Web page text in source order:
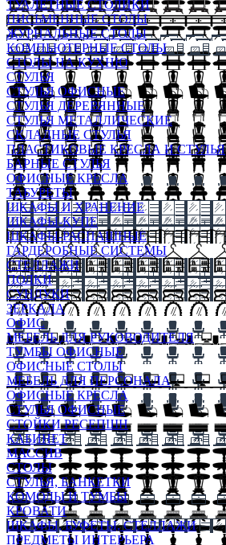
ТУАЛЕТНЫЕ СТОЛИКИ
ПИСЬМЕННЫЕ СТОЛЫ
ЖУРНАЛЬНЫЕ СТОЛЫ
КОМПЬЮТЕРНЫЕ СТОЛЫ
СТОЛЫ НА КУХНЮ
СТУЛЬЯ
СТУЛЬЯ ОФИСНЫЕ
СТУЛЬЯ ДЕРЕВЯННЫЕ
СТУЛЬЯ МЕТАЛЛИЧЕСКИЕ
СКЛАДНЫЕ СТУЛЬЯ
ПЛАСТИКОВЫЕ КРЕСЛА И СТУЛЬЯ
БАРНЫЕ СТУЛЬЯ
ОФИСНЫЕ КРЕСЛА
ТАБУРЕТЫ
ШКАФЫ И ХРАНЕНИЕ
ШКАФЫ-КУПЕ
ШКАФЫ-РАСПАШНЫЕ
ГАРДЕРОБНЫЕ СИСТЕМЫ
СТЕЛЛАЖИ
ПОЛКИ
СУНДУКИ
ЗЕРКАЛА
ОФИС
МЕБЕЛЬ ДЛЯ РУКОВОДИТЕЛЯ
ТУМБЫ ОФИСНЫЕ
ОФИСНЫЕ СТОЛЫ
МЕБЕЛЬ ДЛЯ ПЕРСОНАЛА
ОФИСНЫЕ КРЕСЛА
СТУЛЬЯ ОФИСНЫЕ
СТОЙКИ РЕСЕПШН
КАБИНЕТ
МАССИВ
СТОЛЫ
СТУЛЬЯ, БАНКЕТКИ
КОМОДЫ И ТУМБЫ
КРОВАТИ
ШКАФЫ, БУФЕТЫ, СТЕЛЛАЖИ
ПРЕДМЕТЫ ИНТЕРЬЕРА